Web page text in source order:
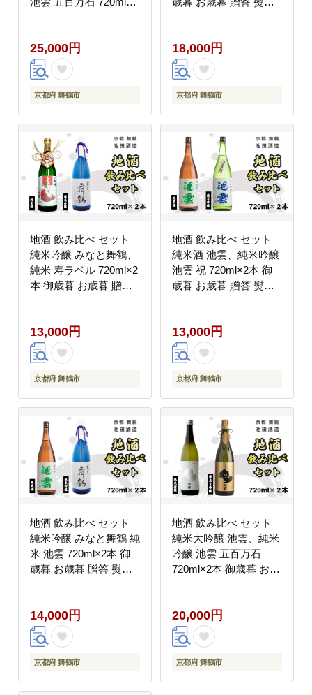
お酒 アルコール 京都
舞鶴 池田酒造 天酒まつ
り
25,000円
京都府 舞鶴市
池田酒造 天酒まつり
18,000円
京都府 舞鶴市
地酒 飲み比べ セット
純米吟醸 みなと舞鶴、
純米 寿ラベル 720ml×2
本 御歳暮 お歳暮 贈答
鶴 池田酒造 天酒まつり
13,000円
京都府 舞鶴市
地酒 飲み比べ セット
純米酒 池雲、純米吟醸
池雲 祝 720ml×2本 御
歳暮 お歳暮 贈答 熨斗
酒造 天酒まつり
13,000円
京都府 舞鶴市
地酒 飲み比べ セット
純米吟醸 みなと舞鶴 純
米 池雲 720ml×2本 御
歳暮 お歳暮 贈答 熨斗
田酒造 天酒まつり
14,000円
京都府 舞鶴市
地酒 飲み比べ セット
純米大吟醸 池雲、純米
吟醸 池雲 五百万石
720ml×2本 御歳暮 お歳
京都 舞鶴 池田酒造 天
酒まつり
20,000円
京都府 舞鶴市